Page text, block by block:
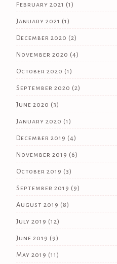
February 2021 (1)
January 2021 (1)
December 2020 (2)
November 2020 (4)
October 2020 (1)
September 2020 (2)
June 2020 (3)
January 2020 (1)
December 2019 (4)
November 2019 (6)
October 2019 (3)
September 2019 (9)
August 2019 (8)
July 2019 (12)
June 2019 (9)
May 2019 (11)